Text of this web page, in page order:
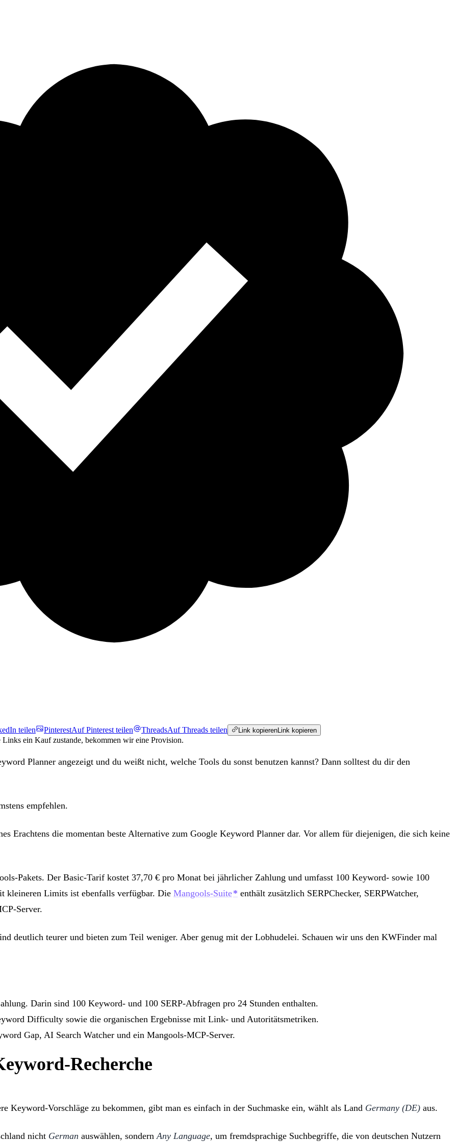
teilen PinterestAuf Pinterest teilen ThreadsAuf Threads teilen Link kopieren Link kopieren
ein Kauf zustande, bekommen wir eine Provision.
Planner angezeigt und du weißt nicht, welche Tools du sonst benutzen kannst? Dann solltest du dir den
empfehlen.
Erachtens die momentan beste Alternative zum Google Keyword Planner dar. Vor allem für diejenigen, die sich keine
Pakets. Der Basic-Tarif kostet 37,70 € pro Monat bei jährlicher Zahlung und umfasst 100 Keyword- sowie 100
kleineren Limits ist ebenfalls verfügbar. Die Mangools-Suite
enthält zusätzlich SERPChecker, SERPWatcher,
Server.
deutlich teurer und bieten zum Teil weniger. Aber genug mit der Lobhudelei. Schauen wir uns den KWFinder mal
Darin sind 100 Keyword- und 100 SERP-Abfragen pro 24 Stunden enthalten.
Difficulty sowie die organischen Ergebnisse mit Link- und Autoritätsmetriken.
Gap, AI Search Watcher und ein Mangools-MCP-Server.
Recherche
Keyword-Vorschläge zu bekommen, gibt man es einfach in der Suchmaske ein, wählt als Land Germany (DE) aus.
nicht German auswählen, sondern Any Language, um fremdsprachige Suchbegriffe, die von deutschen Nutzern